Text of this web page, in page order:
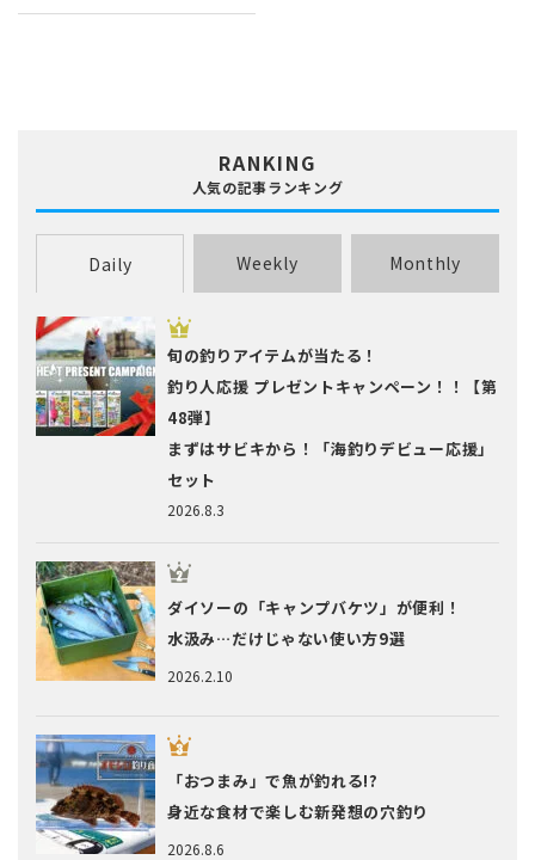
RANKING
人気の記事ランキング
Daily Weekly Monthly
2026.8.3
旬の釣りアイテムが当たる！
釣り人応援 プレゼントキャンペーン！！【第
48弾】
まずはサビキから！「海釣りデビュー応援」
セット
2026.2.10
ダイソーの「キャンプバケツ」が便利！
水汲み…だけじゃない使い方9選
2026.8.6
「おつまみ」で魚が釣れる!?
身近な食材で楽しむ新発想の穴釣り